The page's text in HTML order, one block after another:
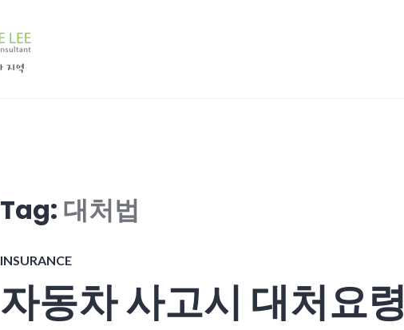
Tag: 대처법
INSURANCE
자동차 사고시 대처요령